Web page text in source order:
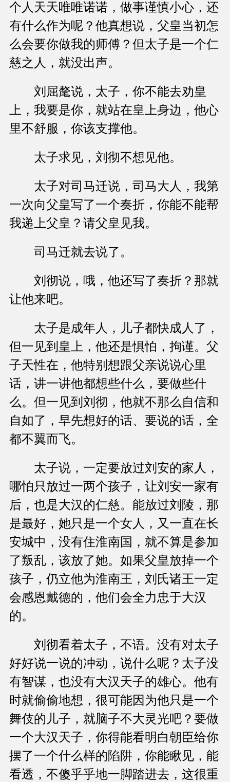
个人天天唯唯诺诺，做事谨慎小心，还
有什么作为呢？他真想说，父皇当初怎
么会要你做我的师傅？但太子是一个仁
慈之人，就没出声。
刘屈氂说，太子，你不能去劝皇
上，我要是你，就站在皇上身边，他心
里不舒服，你该支撑他。
太子求见，刘彻不想见他。
太子对司马迁说，司马大人，我第
一次向父皇写了一个奏折，你能不能帮
我递上父皇？请父皇见我。
司马迁就去说了。
刘彻说，哦，他还写了奏折？那就
让他来吧。
太子是成年人，儿子都快成人了，
但一见到皇上，他还是惧怕，拘谨。父
子天性在，他特别想跟父亲说说心里
话，讲一讲他都想些什么，要做些什
么。但一见到刘彻，他就不那么自信和
自如了，早先想好的话、要说的话，全
都不翼而飞。
太子说，一定要放过刘安的家人，
哪怕只放过一两个孩子，让刘安一家有
后，也是大汉的仁慈。能放过刘陵，那
是最好，她只是一个女人，又一直在长
安城中，没有住淮南国，就不算是参加
了叛乱，该放了她。如果父皇放掉一个
孩子，仍立他为淮南王，刘氏诸王一定
会感恩戴德的，他们会全力忠于大汉
的。
刘彻看着太子，不语。没有对太子
好好说一说的冲动，说什么呢？太子没
有智谋，也没有大汉天子的雄心。他有
时就偷偷地想，很可能因为他只是一个
舞伎的儿子，就脑子不大灵光吧？要做
一个大汉天子，你得能看明白朝臣给你
摆了一个什么样的陷阱，你能瞅见，能
看透，不傻乎乎地一脚踏进去，这很重